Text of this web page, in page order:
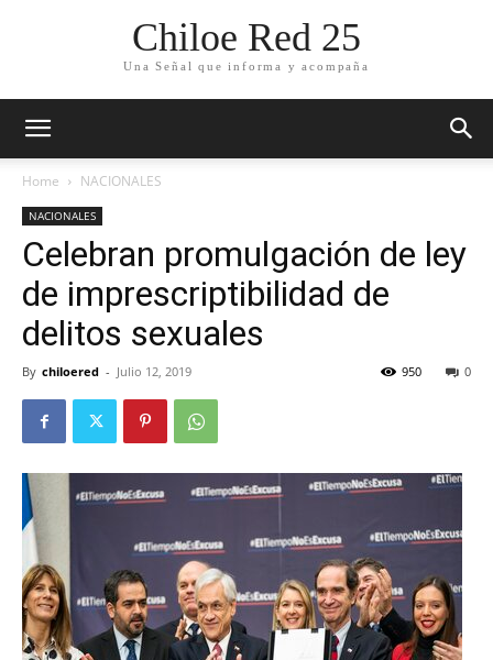
Chiloe Red 25
Una Señal que informa y acompaña
Home NACIONALES
NACIONALES
Celebran promulgación de ley
de imprescriptibilidad de
delitos sexuales
By chiloered - Julio 12, 2019 0
950